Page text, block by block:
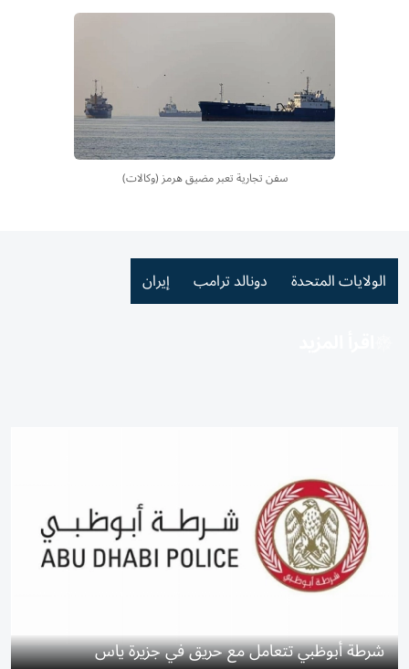
سفن تجارية تعبر مضيق هرمز (وكالات)
الولايات المتحدة دونالد ترامب إيران
شرطة أبوظبي تتعامل مع حريق في جزيرة ياس